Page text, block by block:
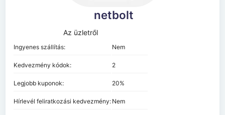
netbolt
Az üzletről
Ingyenes szállítás: Nem
Kedvezmény kódok: 2
Legjobb kuponok: 20%
Hírlevél feliratkozási kedvezmény: Nem